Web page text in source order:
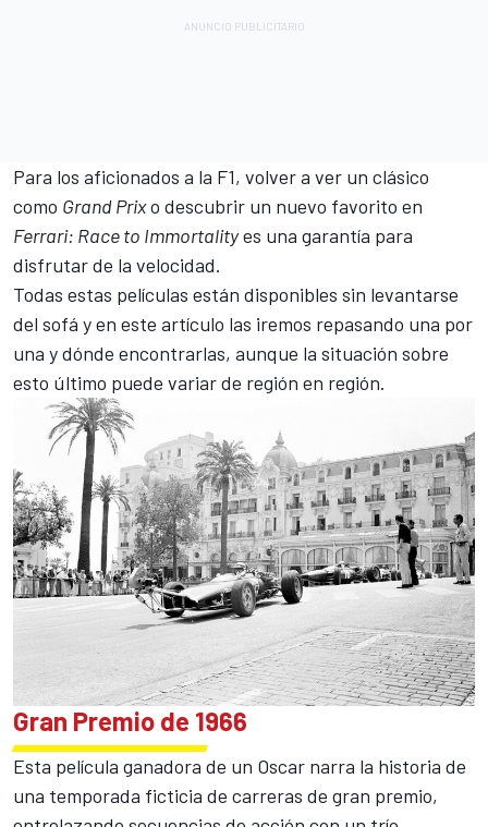
Para los aficionados a la F1, volver a ver un clásico
como Grand Prixo descubrir un nuevo favorito en
Ferrari: Race to Immortalityes una garantía para
disfrutar de la velocidad.
Todas estas películas están disponibles sin levantarse
del sofá y en este artículo las iremos repasando una por
una y dónde encontrarlas, aunque la situación sobre
esto último puede variar de región en región.
Gran Premio de 1966
Esta película ganadora de un Oscar narra la historia de
una temporada ficticia de carreras de gran premio,